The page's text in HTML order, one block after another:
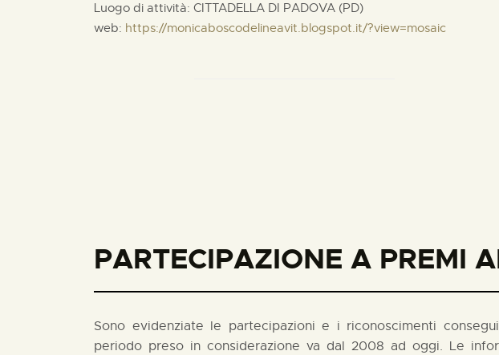
Luogo di attività: CITTADELLA DI PADOVA (PD)
web: https://monicaboscodelineavit.blogspot.it/?view=mosaic
PARTECIPAZIONE A PREMI
Sono evidenziate le partecipazioni e i riconoscimenti
periodo preso in considerazione va dal 2008 ad oggi. Le